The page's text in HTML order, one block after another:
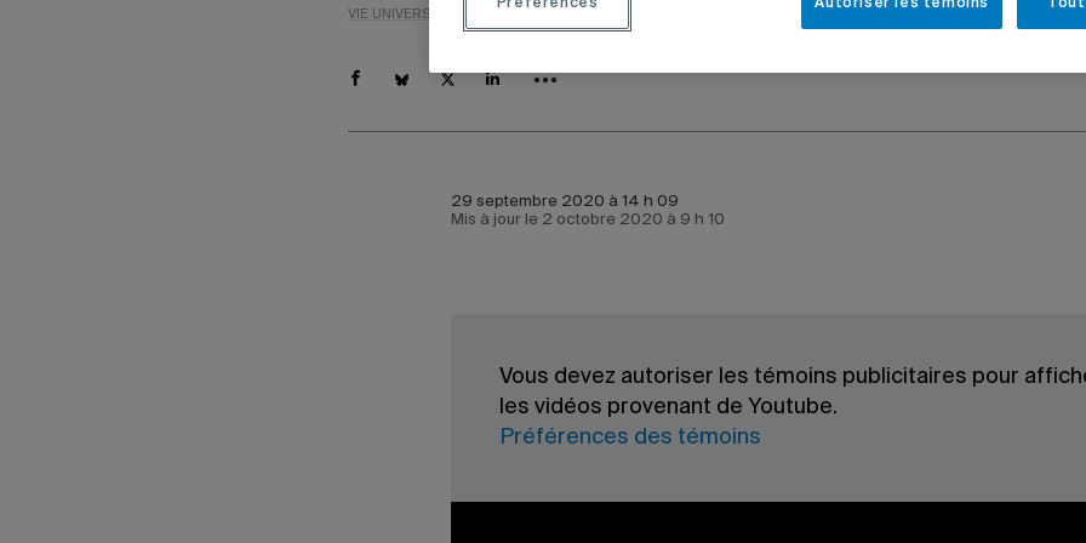
VIE UNIVERSITAIRE
29 septembre 2020 à 14 h 09
Mis à jour le 2 octobre 2020 à 9 h 10
Vous devez autoriser les témoins publicitaires pour
les vidéos provenant de Youtube.
Préférences des témoins
Le Bureau d’intervention et de prévention en matière de
population étudiante qui rappelle que les politiques de l’UQAM
prévenir et à combattre toute forme de harcèlement ainsi que
violences à caractère sexuel s’appliquent même à distance.
Autoriser les témoins
Préférences